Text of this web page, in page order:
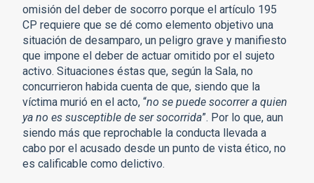
omisión del deber de socorro porque el artículo 195
CP requiere que se dé como elemento objetivo una
situación de desamparo, un peligro grave y manifiesto
que impone el deber de actuar omitido por el sujeto
activo. Situaciones éstas que, según la Sala, no
concurrieron habida cuenta de que, siendo que la
víctima murió en el acto, “no se puede socorrer a quien
ya no es susceptible de ser socorrida”. Por lo que, aun
siendo más que reprochable la conducta llevada a
cabo por el acusado desde un punto de vista ético, no
es calificable como delictivo.